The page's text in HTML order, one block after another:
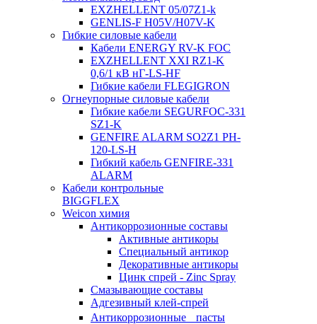
EXZHELLENT 05/07Z1-k
GENLIS-F Н05V/H07V-K
Гибкие силовые кабели
Кабели ENERGY RV-K FOC
EXZHELLENT XXI RZ1-K
0,6/1 кВ нГ-LS-HF
Гибкие кабели FLEGIGRON
Огнеупорные силовые кабели
Гибкие кабели SEGURFOC-331
SZ1-K
GENFIRE ALARM SO2Z1 PH-
120-LS-H
Гибкий кабель GENFIRE-331
ALARM
Кабели контрольные
BIGGFLEX
Weicon химия
Антикоррозионные составы
Активные антикоры
Специальный антикор
Декоративные антикоры
Цинк спрей - Zinc Spray
Смазывающие составы
Адгезивный клей-спрей
Антикоррозионные пасты